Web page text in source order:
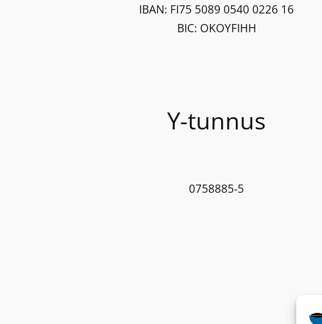
IBAN: FI75 5089 0540 0226 16
BIC: OKOYFIHH
Y-tunnus
0758885-5